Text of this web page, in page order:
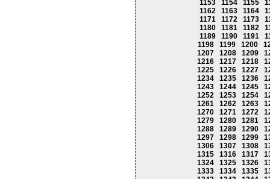
1153
1154 1155
1162
1163 1164
1171
1172 1173
1180
1181 1182
1189
1190 1191
1198
1199 1200
1207
1208 1209
1216
1217 1218
1225
1226 1227
1234
1235 1236
1243
1244 1245
1252
1253 1254
1261
1262 1263
1270
1271 1272
1279
1280 1281
1288
1289 1290
1297
1298 1299
1306
1307 1308
1315
1316 1317
1324
1325 1326
1333
1334 1335